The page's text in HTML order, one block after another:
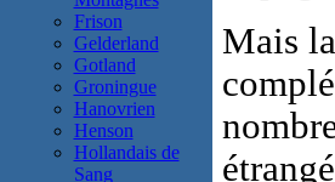
Frison
Gelderland
Gotland
Groningue
Hanovrien
Henson
Hollandais de
Sang
Mais